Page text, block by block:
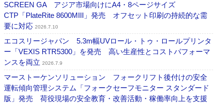
SCREEN GA アジア市場向けにA4・8ページサイズ
CTP「PlateRite 8600MIII」発売 オフセット印刷の持続的な需
要に対応 2026.7.10
エコスリージャパン 5.3m幅UVロール・トゥ・ロールプリンタ
ー「VEXIS RTR5300」を発売 高い生産性とコストパフォーマ
ンスを両立 2026.7.9
マーストーケンソリューション フォークリフト後付けの安全
運転傾向管理システム「フォークセーフモニター スタンダード
版」発売 荷役現場の安全教育・改善活動・稼働率向上を支援